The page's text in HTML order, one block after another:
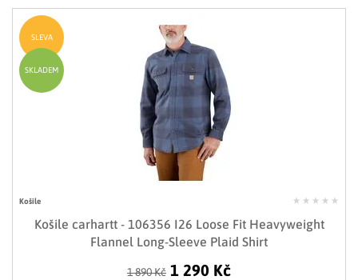
Košile
Košile carhartt - 106356 I26 Loose Fit Heavyweight
Flannel Long-Sleeve Plaid Shirt
1 890 Kč 1 290 Kč
SLEVA
SKLADEM